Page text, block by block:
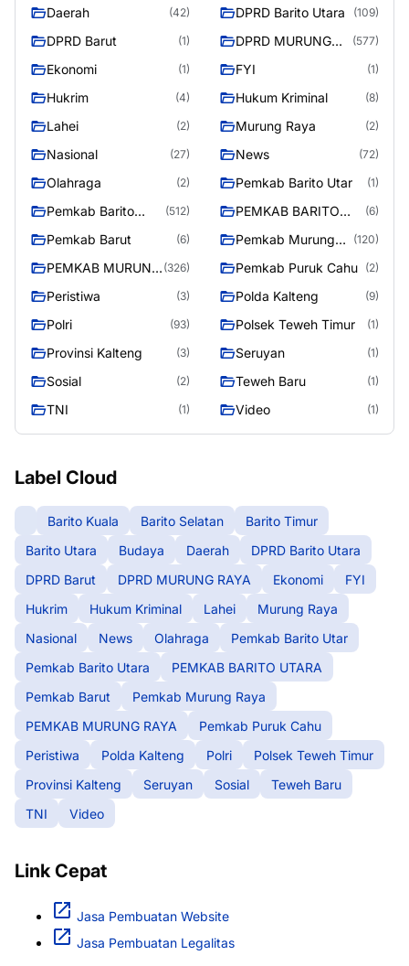
Daerah (42) DPRD Barito Utara (109)
DPRD Barut (1)
DPRD MURUNG
(577)
Ekonomi (1) FYI (1)
Hukrim (4) Hukum Kriminal (8)
Lahei (2) Murung Raya (2)
Nasional (27) News (72)
Olahraga (2) Pemkab Barito Utar (1)
Pemkab Barito
(512)
PEMKAB BARITO
(6)
Pemkab Barut (6)
Pemkab Murung
(120)
PEMKAB MURUNG (326) Pemkab Puruk Cahu (2)
Peristiwa (3) Polda Kalteng (9)
Polri (93) Polsek Teweh Timur (1)
Provinsi Kalteng (3) Seruyan (1)
Sosial (2) Teweh Baru (1)
TNI (1) Video (1)
Label Cloud
Barito Kuala Barito Selatan
Barito Timur
Barito Utara
Budaya Daerah
DPRD Barito Utara
DPRD Barut
DPRD MURUNG RAYA Ekonomi
FYI
Hukrim
Hukum Kriminal Lahei
Murung Raya
Nasional
News Olahraga
Pemkab Barito Utar
Pemkab Barito Utara
PEMKAB BARITO UTARA
Pemkab Barut
Pemkab Murung Raya
PEMKAB MURUNG RAYA
Pemkab Puruk Cahu
Peristiwa
Polda Kalteng Polri
Polsek Teweh Timur
Provinsi Kalteng
Seruyan Sosial
Teweh Baru
TNI
Video
Link Cepat
Jasa Pembuatan Website
Jasa Pembuatan Legalitas